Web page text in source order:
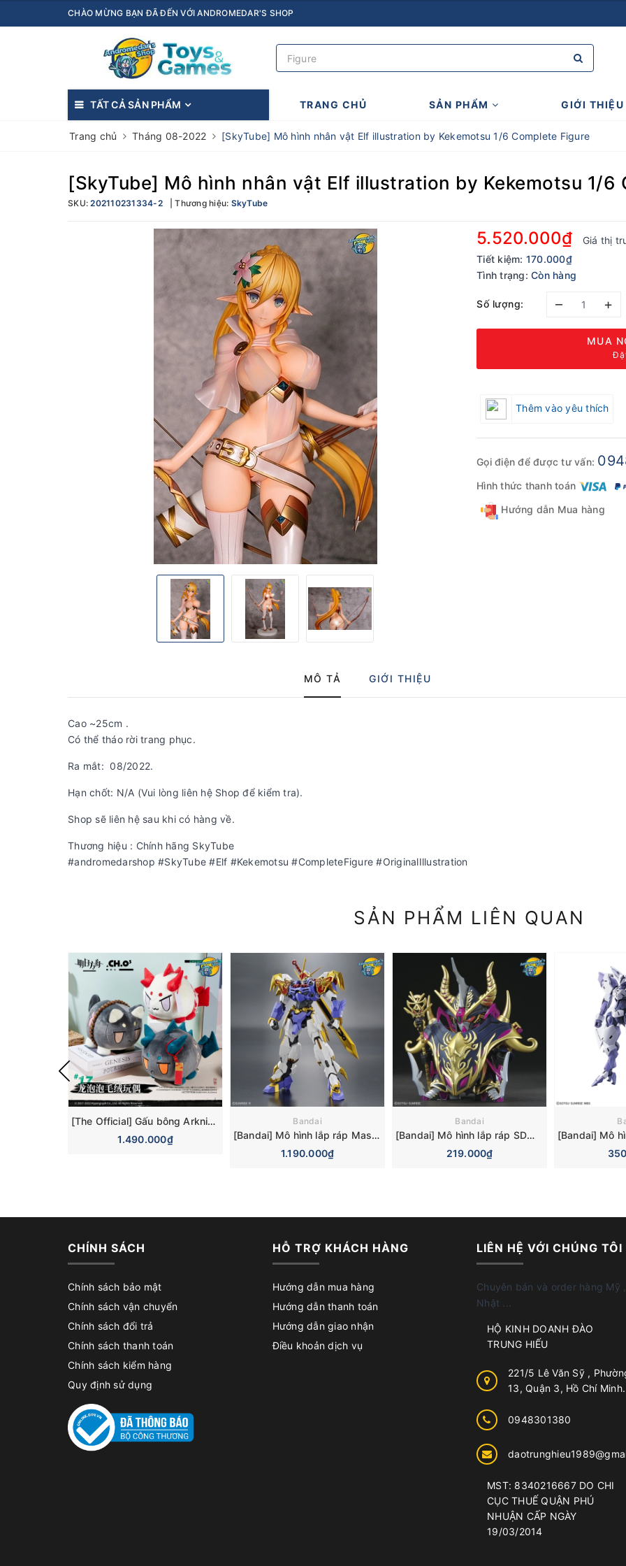
CHÀO MỪNG BẠN ĐÃ ĐẾN VỚI ANDROMEDAR'S SHOP
TẤT CẢ SẢN PHẨM TRANG CHỦ SẢN PHẨM GIỚI THIỆU
Trang chủ Tháng 08-2022 [SkyTube] Mô hình nhân vật Elf illustration by Kekemotsu 1/6 Complete Figure
[SkyTube] Mô hình nhân vật Elf illustration by Kekemotsu 1/6
SKU:202110231334-2 Thương hiệu: SkyTube
5.520.000₫ Giá thị
Tiết kiệm: 170.000₫
Tình trạng: Còn hàng
Số lượng: – +
MUA
Thêm vào yêu thích
Gọi điện để được tư vấn:
Hình thức thanh toán
Hướng dẫn Mua hàng
MÔ TẢ GIỚI THIỆU
Cao ~25cm .
Có thể tháo rời trang phục.
Ra mắt: 08/2022.
Hạn chốt: N/A (Vui lòng liên hệ Shop để kiểm tra).
Shop sẽ liên hệ sau khi có hàng về.
Thương hiệu : Chính hãng SkyTube
#andromedarshop #SkyTube #Elf #Kekemotsu #CompleteFigure #OriginalIllustration
SẢN PHẨM LIÊN QUAN
[The Official] Gấu bông Arknights Bubble Nian Saga Dusk Ver Plushie Plush Doll
1.490.000₫
Bandai
[Bandai] Mô hình lắp ráp Mashin Eiyuuden Wataru High Grade HG Amplified IMGN Ryujinmaru Model Kit
1.190.000₫
Bandai
[Bandai] Mô hình lắp ráp SDW Heroes 24 Warlock Aegis Gundam Model Kit
219.000₫
CHÍNH SÁCH
Chính sách bảo mật
Chính sách vận chuyển
Chính sách đổi trả
Chính sách thanh toán
Chính sách kiểm hàng
Quy định sử dụng
HỖ TRỢ KHÁCH HÀNG
Hướng dẫn mua hàng
Hướng dẫn thanh toán
Hướng dẫn giao nhận
Điều khoản dịch vụ
LIÊN HỆ VỚI CHÚNG TÔI
Chuyên bán và order hàng Mỹ
Nhật ...
HỘ KINH DOANH ĐÀO
TRUNG HIẾU
221/5 Lê Văn Sỹ ,
13, Quận 3, Hồ Chí Minh.
0948301380
MST: 8340216667 DO CHI
CỤC THUẾ QUẬN PHÚ
NHUẬN CẤP NGÀY
19/03/2014